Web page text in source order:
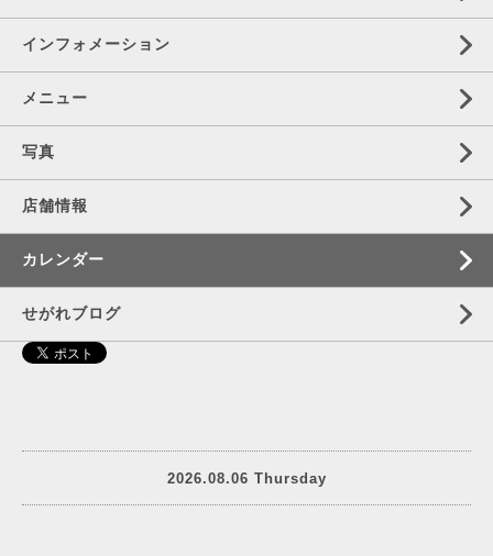
インフォメーション
メニュー
写真
店舗情報
カレンダー
せがれブログ
2026.08.06 Thursday